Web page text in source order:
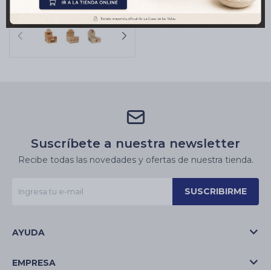
$ 407
Suscríbete a nuestra newsletter
Recibe todas las novedades y ofertas de nuestra tienda.
SUSCRIBIRME
AYUDA
EMPRESA